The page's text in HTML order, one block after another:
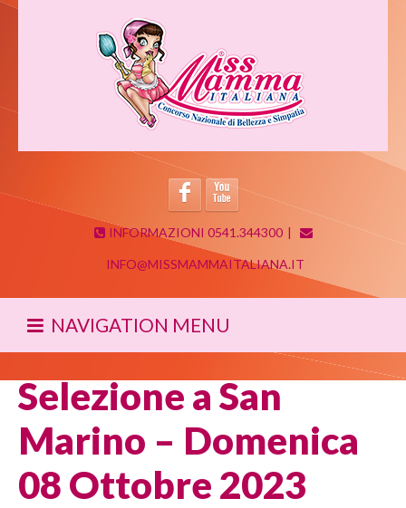
INFORMAZIONI 0541.344300 |
INFO@MISSMAMMAITALIANA.IT
NAVIGATION MENU
Selezione a San
Marino – Domenica
08 Ottobre 2023